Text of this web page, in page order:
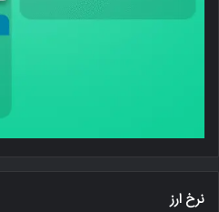
نرخ ارز